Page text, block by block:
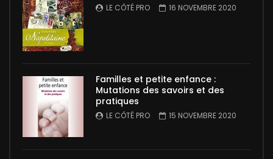
LE CÔTÉ PRO 16 NOVEMBRE 2020
Familles et petite enfance :
Mutations des savoirs et des
pratiques
LE CÔTÉ PRO 15 NOVEMBRE 2020